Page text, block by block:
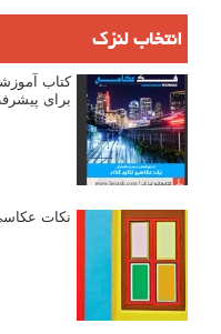
انتخاب لنزک
کتاب
برای
نکات